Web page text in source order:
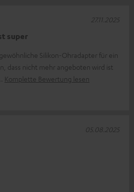
super
Silikon-Ohradapter für ein
dass nicht mehr angeboten wird ist
Komplette Bewertung lesen
27.11.2025
05.08.2025